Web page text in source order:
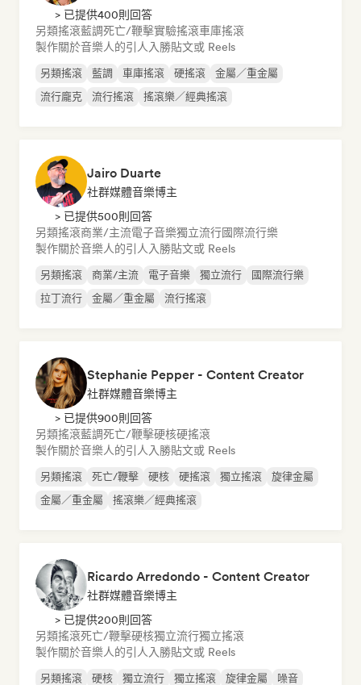
> 已提供400則回答
另類搖滾藍調死亡/鞭擊實驗搖滾車庫搖滾
製作關於音樂人的引人入勝貼文或 Reels
另類搖滾 藍調 車庫搖滾 硬搖滾
金屬／重金屬
流行龐克
流行搖滾 搖滾樂／經典搖滾
Jairo Duarte
社群媒體音樂博主
> 已提供500則回答
另類搖滾商業/主流電子音樂獨立流行國際流行樂
製作關於音樂人的引人入勝貼文或 Reels
另類搖滾 商業/主流 電子音樂 獨立流行
國際流行樂
拉丁流行
金屬／重金屬 流行搖滾
Stephanie Pepper - Content Creator
社群媒體音樂博主
> 已提供900則回答
另類搖滾藍調死亡/鞭擊硬核硬搖滾
製作關於音樂人的引人入勝貼文或 Reels
另類搖滾 死亡/鞭擊 硬核 硬搖滾 獨立搖滾
旋律金屬
金屬／重金屬
搖滾樂／經典搖滾
Ricardo Arredondo - Content Creator
社群媒體音樂博主
> 已提供200則回答
另類搖滾死亡/鞭擊硬核獨立流行獨立搖滾
製作關於音樂人的引人入勝貼文或 Reels
另類搖滾 硬核 獨立流行 獨立搖滾 旋律金屬
噪音